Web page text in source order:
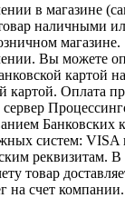
в магазине
наличными
магазине.
Вы можете
картой
картой. Оплата
Банковских
систем: VISA
реквизитам. В
товар
на счет компании.